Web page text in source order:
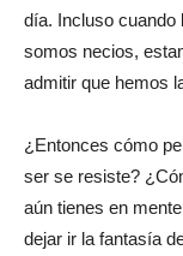
día. Incluso cuando
somos necios,
admitir que hemos
¿Entonces cómo
ser se resiste?
aún tienes en
dejar ir la fantasía